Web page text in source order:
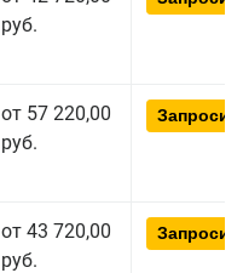
руб.
от 57 220,00
руб.
от 43 720,00
руб.